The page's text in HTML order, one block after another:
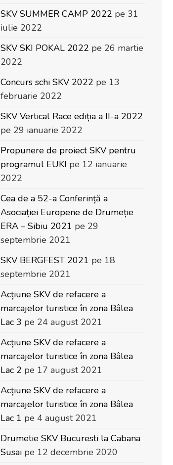
SKV SUMMER CAMP 2022 pe 31
iulie 2022
SKV SKI POKAL 2022 pe 26 martie
2022
Concurs schi SKV 2022 pe 13
februarie 2022
SKV Vertical Race ediția a II-a 2022
pe 29 ianuarie 2022
Propunere de proiect SKV pentru
programul EUKI pe 12 ianuarie
2022
Cea de a 52-a Conferință a
Asociației Europene de Drumeție
ERA – Sibiu 2021 pe 29
septembrie 2021
SKV BERGFEST 2021 pe 18
septembrie 2021
Acțiune SKV de refacere a
marcajelor turistice în zona Bâlea
Lac 3 pe 24 august 2021
Acțiune SKV de refacere a
marcajelor turistice în zona Bâlea
Lac 2 pe 17 august 2021
Acțiune SKV de refacere a
marcajelor turistice în zona Bâlea
Lac 1 pe 4 august 2021
Drumetie SKV Bucuresti la Cabana
Susai pe 12 decembrie 2020